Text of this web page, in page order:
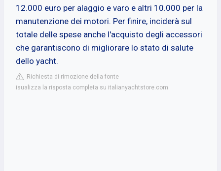
12.000 euro per alaggio e varo e altri 10.000 per la
manutenzione dei motori. Per finire, inciderà sul
totale delle spese anche l'acquisto degli accessori
che garantiscono di migliorare lo stato di salute
dello yacht.
Richiesta di rimozione della fonte
isualizza la risposta completa su italianyachtstore.com